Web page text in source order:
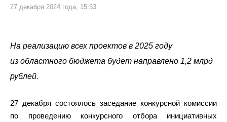
27 декабря 2024 года, 15:53
На реализацию всех проектов в 2025 году
из областного бюджета будет направлено 1,2 млрд
рублей.
27 декабря состоялось заседание конкурсной комиссии
по проведению конкурсного отбора инициативных